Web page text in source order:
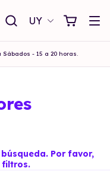
UY
- 15 a 20 horas.
Por favor,
filtros.